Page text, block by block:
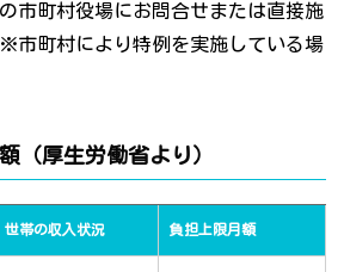
市町村役場にお問合せまたは直接施
市町村により特例を実施している場
（厚生労働省より）
世帯の収入状況 負担上限月額